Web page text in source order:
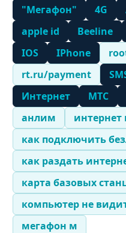
"Мегафон" 4G
apple id
Beeline
IOS
IPhone
rt.ru/payment
Интернет
МТС
анлим
как подключить
как раздать
карта базовых
компьютер не
мегафон м